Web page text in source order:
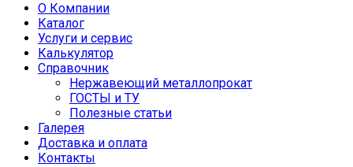
О Компании
Каталог
Услуги и сервис
Калькулятор
Справочник
Нержавеющий металлопрокат
ГОСТЫ и ТУ
Полезные статьи
Галерея
Доставка и оплата
Контакты